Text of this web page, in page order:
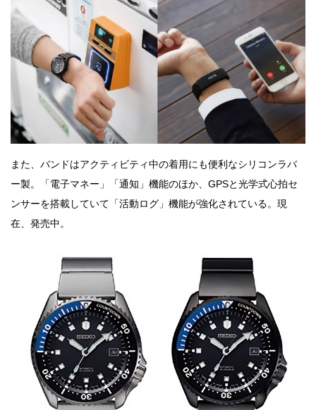
また、バンドはアクティビティ中の着用にも便利なシリコンラバ
ー製。「電子マネー」「通知」機能のほか、GPSと光学式心拍セ
ンサーを搭載していて「活動ログ」機能が強化されている。現
在、発売中。